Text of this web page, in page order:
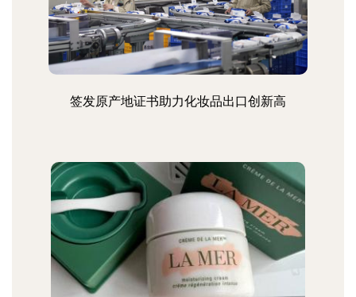
签发原产地证书助力化妆品出口创新高